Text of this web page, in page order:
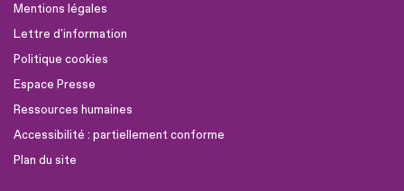
Mentions légales
Lettre d'information
Politique cookies
Espace Presse
Ressources humaines
Accessibilité : partiellement conforme
Plan du site